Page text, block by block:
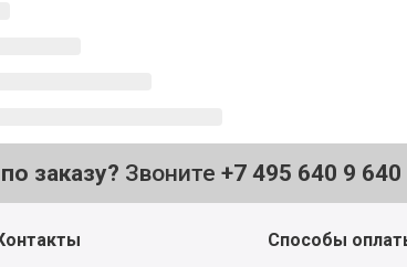
заказу? Звоните +7 495 640 9 640
Способы